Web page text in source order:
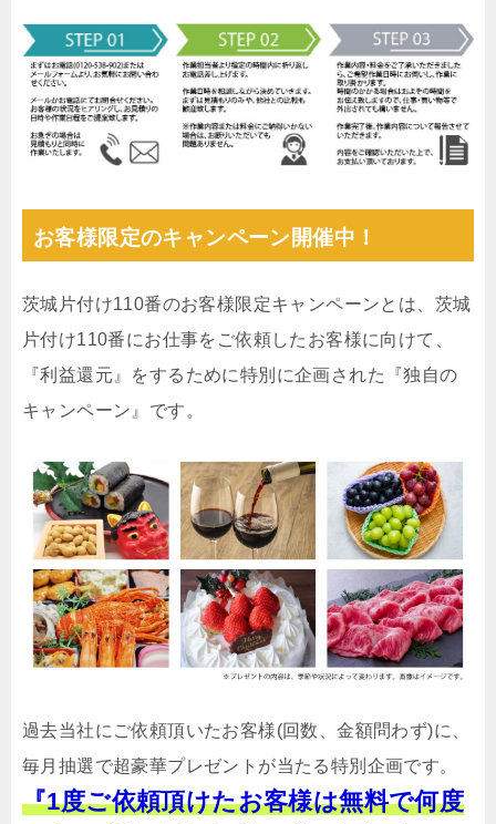
お客様限定のキャンペーン開催中！
茨城片付け110番のお客様限定キャンペーンとは、茨城
片付け110番にお仕事をご依頼したお客様に向けて、
『利益還元』をするために特別に企画された『独自の
キャンペーン』です。
過去当社にご依頼頂いたお客様(回数、金額問わず)に、
毎月抽選で超豪華プレゼントが当たる特別企画です。
『1度ご依頼頂けたお客様は無料で何度